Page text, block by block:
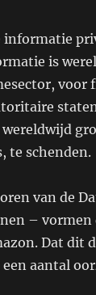
informatie
is
voor
te schenden.
van de
– vormen
Dat dit
aantal